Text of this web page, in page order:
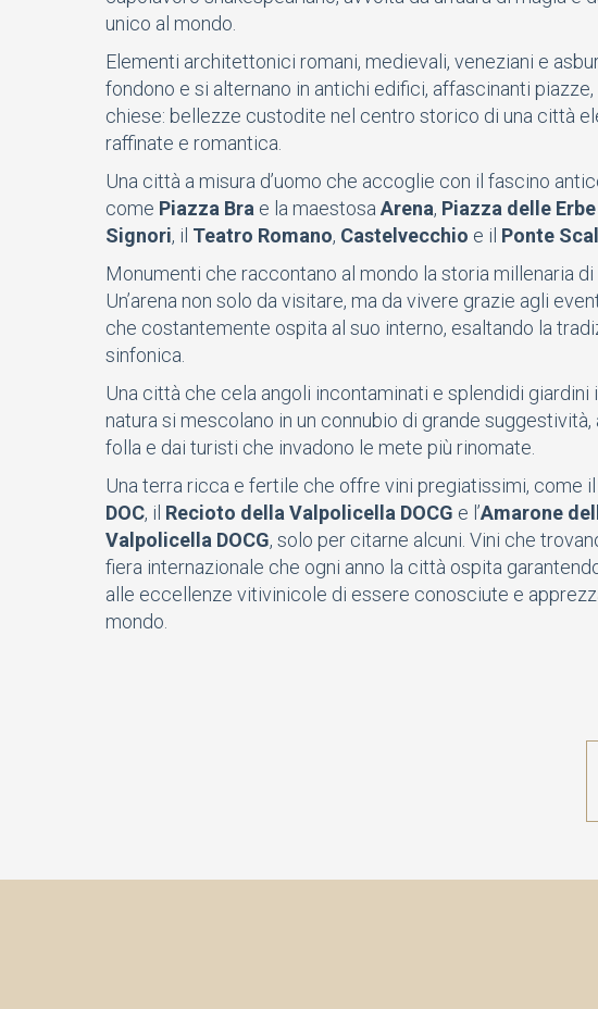
unico al mondo.
Elementi architettonici romani, medievali, veneziani e
fondono e si alternano in antichi edifici, affascinanti
chiese: bellezze custodite nel centro storico di una città
raffinate e romantica.
Una città a misura d’uomo che accoglie con il fascino
come Piazza Bra e la maestosa Arena, Piazza delle Erbe
Signori, il Teatro Romano, Castelvecchio e il Ponte
Monumenti che raccontano al mondo la storia millenaria di
Un’arena non solo da visitare, ma da vivere grazie agli
che costantemente ospita al suo interno, esaltando la
sinfonica.
Una città che cela angoli incontaminati e splendidi giardini
natura si mescolano in un connubio di grande suggestività,
folla e dai turisti che invadono le mete più rinomate.
Una terra ricca e fertile che offre vini pregiatissimi, come il
DOC, il Recioto della Valpolicella DOCG e l’Amarone
Valpolicella DOCG, solo per citarne alcuni. Vini che
fiera internazionale che ogni anno la città ospita
alle eccellenze vitivinicole di essere conosciute e
mondo.